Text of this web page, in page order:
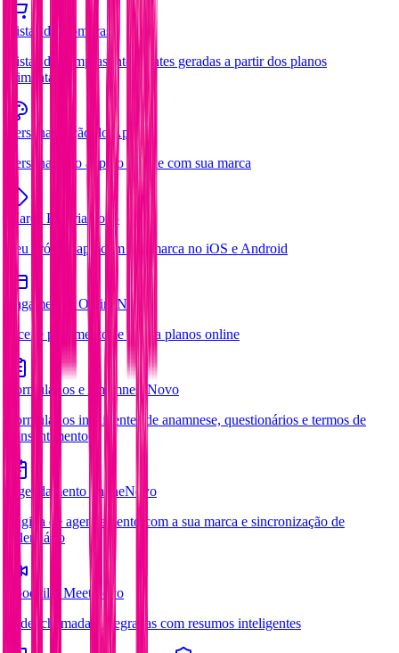
Listas de Compras
Listas de compras inteligentes geradas a partir dos planos
alimentares
Personalização do App
Personalize o app do cliente com sua marca
Marca Própria Novo
Seu próprio app com sua marca no iOS e Android
Pagamentos Online Novo
Aceite pagamentos e venda planos online
Formulários e Anamnese Novo
Formulários inteligentes de anamnese, questionários e termos de
consentimento
Agendamento onlineNovo
Página de agendamento com a sua marca e sincronização de
calendário
Foodzilla Meet
Novo
Videochamadas integradas com resumos inteligentes